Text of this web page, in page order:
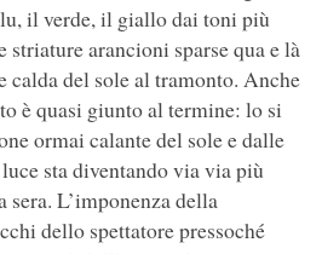
il verde, il giallo dai toni più
arancioni sparse qua e là
calda del sole al tramonto. Anche
è quasi giunto al termine: lo si
ormai calante del sole e dalle
sta diventando via via più
sera. L’imponenza della
dello spettatore pressoché